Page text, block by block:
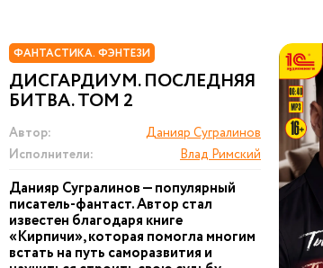
ФАНТАСТИКА. ФЭНТЕЗИ
ДИСГАРДИУМ. ПОСЛЕДНЯЯ
БИТВА. ТОМ 2
Автор:
Данияр Сугралинов
Исполнители:
Влад Римский
Данияр Сугралинов — популярный
писатель-фантаст. Автор стал
известен благодаря книге
«Кирпичи», которая помогла многим
встать на путь саморазвития и